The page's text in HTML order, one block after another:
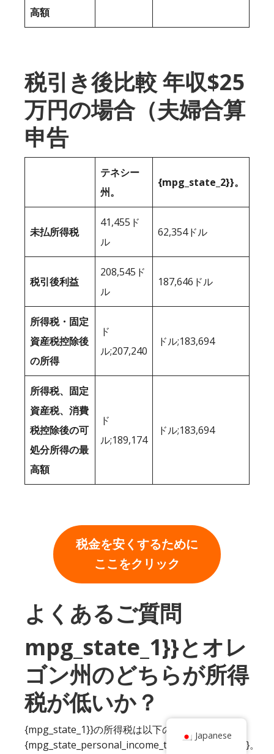
高額
税引き後比較 年収$25
万円の場合（夫婦合算
申告
テネシー
州。
{mpg_state_2}}。
未払所得税
41,455ド
ル
62,354ドル
税引後利益
208,545ド
ル
187,646ドル
所得税・固定
資産税控除後
の所得
ド
ル;207,240
ドル;183,694
所得税、固定
資産税、消費
税控除後の可
処分所得の最
高額
ド
ル;189,174
ドル;183,694
税金を安くするために
ここをクリック
よくあるご質問
mpg_state_1}}とオレ
ゴン州のどちらが所得
税が低いか？
{mpg_state_1}}の所得税は以下の範囲に入る：
{mpg_state_personal_income_tax_rate_range_1}}。
Japanese